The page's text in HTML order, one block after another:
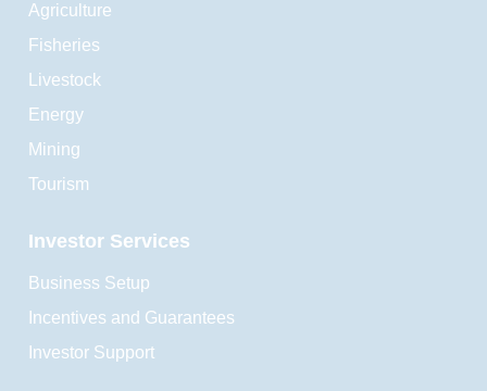
Agriculture
Fisheries
Livestock
Energy
Mining
Tourism
Investor Services
Business Setup
Incentives and Guarantees
Investor Support